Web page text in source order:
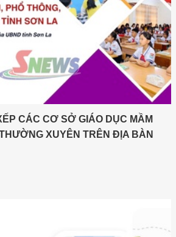
CÁC CƠ SỞ GIÁO DỤC MẦM
XUYÊN TRÊN ĐỊA BÀN